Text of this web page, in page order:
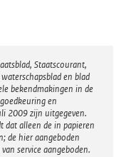
Staatscourant,
en blad
bekendmakingen in de
en
2009 zijn uitgegeven.
dat alleen de in papieren
de hier aangeboden
service aangeboden.